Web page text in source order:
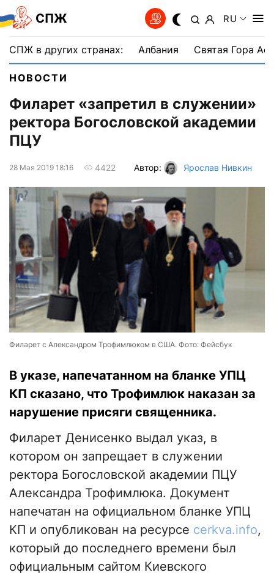
СПЖ RU
СПЖ в других странах: Албания Святая Гора
НОВОСТИ
Филарет «запретил в служении»
ректора Богословской академии
ПЦУ
28 Мая 2019 18:16 4422 Автор: Ярослав Нивкин
Филарет с Александром Трофимлюком в США. Фото: Фейсбук
В указе, напечатанном на бланке УПЦ
КП сказано, что Трофимлюк наказан за
нарушение присяги священника.
Филарет Денисенко выдал указ, в
котором он запрещает в служении
ректора Богословской академии ПЦУ
Александра Трофимлюка. Документ
напечатан на официальном бланке УПЦ
КП и опубликован на ресурсе cerkva.info,
который до последнего времени был
официальным сайтом Киевского